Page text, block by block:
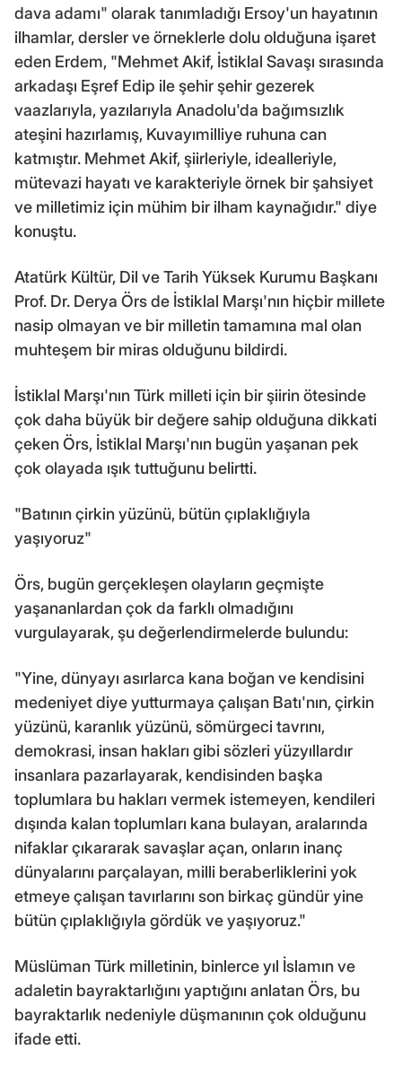
dava adamı" olarak tanımladığı Ersoy'un hayatının
ilhamlar, dersler ve örneklerle dolu olduğuna işaret
eden Erdem, "Mehmet Akif, İstiklal Savaşı sırasında
arkadaşı Eşref Edip ile şehir şehir gezerek
vaazlarıyla, yazılarıyla Anadolu'da bağımsızlık
ateşini hazırlamış, Kuvayımilliye ruhuna can
katmıştır. Mehmet Akif, şiirleriyle, idealleriyle,
mütevazi hayatı ve karakteriyle örnek bir şahsiyet
ve milletimiz için mühim bir ilham kaynağıdır." diye
konuştu.
Atatürk Kültür, Dil ve Tarih Yüksek Kurumu Başkanı
Prof. Dr. Derya Örs de İstiklal Marşı'nın hiçbir millete
nasip olmayan ve bir milletin tamamına mal olan
muhteşem bir miras olduğunu bildirdi.
İstiklal Marşı'nın Türk milleti için bir şiirin ötesinde
çok daha büyük bir değere sahip olduğuna dikkati
çeken Örs, İstiklal Marşı'nın bugün yaşanan pek
çok olayada ışık tuttuğunu belirtti.
"Batının çirkin yüzünü, bütün çıplaklığıyla
yaşıyoruz"
Örs, bugün gerçekleşen olayların geçmişte
yaşananlardan çok da farklı olmadığını
vurgulayarak, şu değerlendirmelerde bulundu:
"Yine, dünyayı asırlarca kana boğan ve kendisini
medeniyet diye yutturmaya çalışan Batı'nın, çirkin
yüzünü, karanlık yüzünü, sömürgeci tavrını,
demokrasi, insan hakları gibi sözleri yüzyıllardır
insanlara pazarlayarak, kendisinden başka
toplumlara bu hakları vermek istemeyen, kendileri
dışında kalan toplumları kana bulayan, aralarında
nifaklar çıkararak savaşlar açan, onların inanç
dünyalarını parçalayan, milli beraberliklerini yok
etmeye çalışan tavırlarını son birkaç gündür yine
bütün çıplaklığıyla gördük ve yaşıyoruz."
Müslüman Türk milletinin, binlerce yıl İslamın ve
adaletin bayraktarlığını yaptığını anlatan Örs, bu
bayraktarlık nedeniyle düşmanının çok olduğunu
ifade etti.